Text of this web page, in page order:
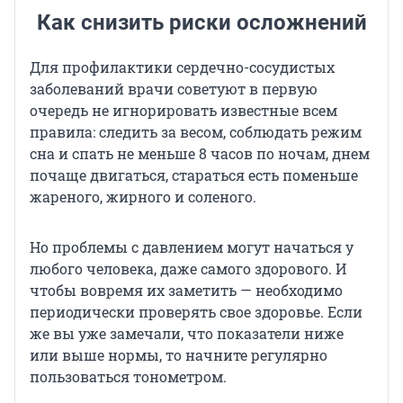
Как снизить риски осложнений
Для профилактики сердечно-сосудистых
заболеваний врачи советуют в первую
очередь не игнорировать известные всем
правила: следить за весом, соблюдать режим
сна и спать не меньше 8 часов по ночам, днем
почаще двигаться, стараться есть поменьше
жареного, жирного и соленого.
Но проблемы с давлением могут начаться у
любого человека, даже самого здорового. И
чтобы вовремя их заметить — необходимо
периодически проверять свое здоровье. Если
же вы уже замечали, что показатели ниже
или выше нормы, то начните регулярно
пользоваться тонометром.